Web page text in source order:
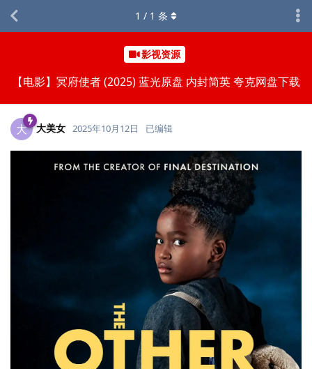
影视资源
【电影】冥府使者 (2025) 蓝光原盘 内封简英 夸克网盘下载
1 / 1 条
大 大美女 2025年10月12日 已编辑